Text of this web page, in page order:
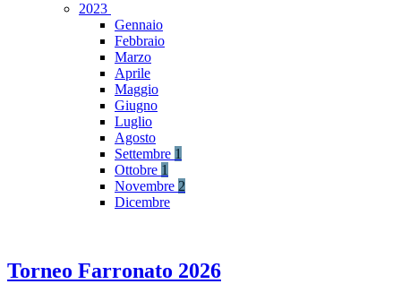
2023
Gennaio
Febbraio
Marzo
Aprile
Maggio
Giugno
Luglio
Agosto
Settembre 1
Ottobre 1
Novembre 2
Dicembre
Torneo Farronato 2026